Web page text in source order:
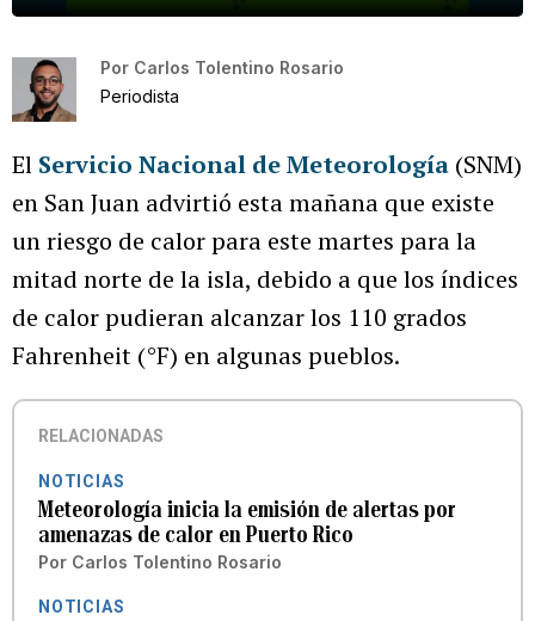
Por Carlos Tolentino Rosario
Periodista
El Servicio Nacional de Meteorología (SNM)
en San Juan advirtió esta mañana que existe
un riesgo de calor para este martes para la
mitad norte de la isla, debido a que los índices
de calor pudieran alcanzar los 110 grados
Fahrenheit (°F) en algunas pueblos.
RELACIONADAS
NOTICIAS
Meteorología inicia la emisión de alertas por
amenazas de calor en Puerto Rico
Por Carlos Tolentino Rosario
NOTICIAS